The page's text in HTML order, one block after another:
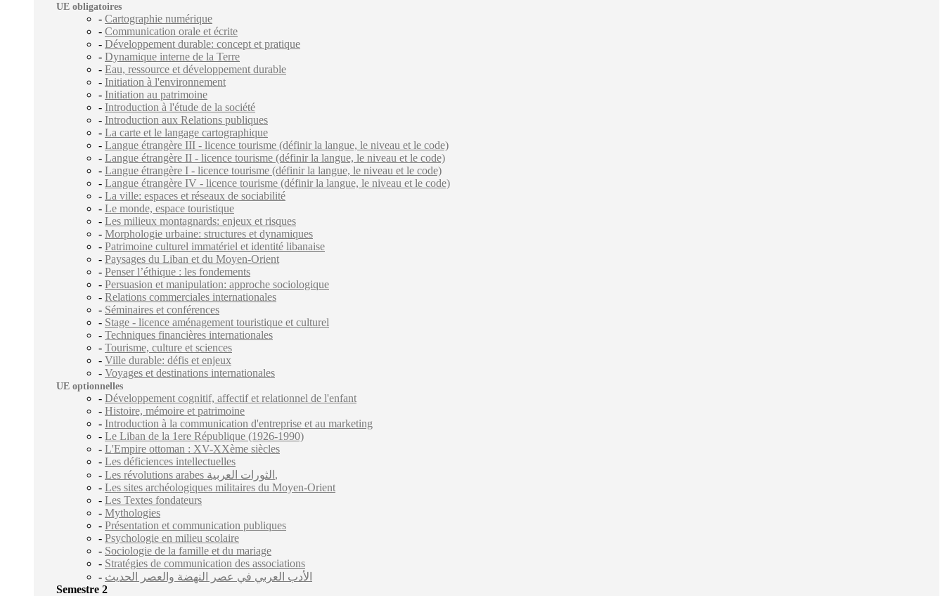
UE obligatoires
- Cartographie numérique
- Communication orale et écrite
- Développement durable: concept et pratique
- Dynamique interne de la Terre
- Eau, ressource et développement durable
- Initiation à l'environnement
- Initiation au patrimoine
- Introduction à l'étude de la société
- Introduction aux Relations publiques
- La carte et le langage cartographique
- Langue étrangère III - licence tourisme (définir la langue, le niveau et le code)
- Langue étrangère II - licence tourisme (définir la langue, le niveau et le code)
- Langue étrangère I - licence tourisme (définir la langue, le niveau et le code)
- Langue étrangère IV - licence tourisme (définir la langue, le niveau et le code)
- La ville: espaces et réseaux de sociabilité
- Le monde, espace touristique
- Les milieux montagnards: enjeux et risques
- Morphologie urbaine: structures et dynamiques
- Patrimoine culturel immatériel et identité libanaise
- Paysages du Liban et du Moyen-Orient
- Penser l’éthique : les fondements
- Persuasion et manipulation: approche sociologique
- Relations commerciales internationales
- Séminaires et conférences
- Stage - licence aménagement touristique et culturel
- Techniques financières internationales
- Tourisme, culture et sciences
- Ville durable: défis et enjeux
- Voyages et destinations internationales
UE optionnelles
- Développement cognitif, affectif et relationnel de l'enfant
- Histoire, mémoire et patrimoine
- Introduction à la communication d'entreprise et au marketing
- Le Liban de la 1ere République (1926-1990)
- L'Empire ottoman : XV-XXème siècles
- Les déficiences intellectuelles
-
Les révolutions arabes الثورات العربية,
- Les sites archéologiques militaires du Moyen-Orient
- Les Textes fondateurs
- Mythologies
- Présentation et communication publiques
- Psychologie en milieu scolaire
- Sociologie de la famille et du mariage
- Stratégies de communication des associations
- الأدب العربي في عصر النهضة والعصر الحديث
Semestre 2